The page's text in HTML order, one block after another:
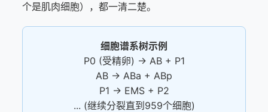
个是肌肉细胞），都一清二楚。
细胞谱系树示例
P0 (受精卵) → AB + P1
AB → ABa + ABp
P1 → EMS + P2
... (继续分裂直到959个细胞)